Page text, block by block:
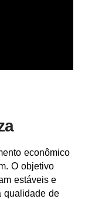
econômico
O objetivo
estáveis e
qualidade de